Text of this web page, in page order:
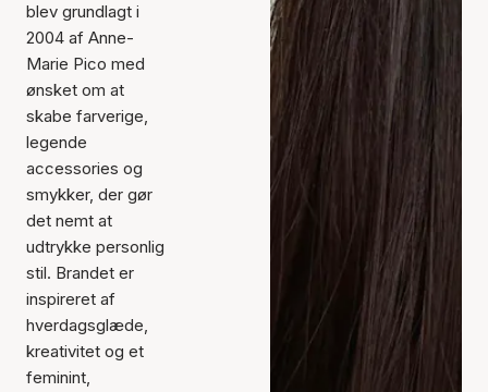
blev grundlagt i
2004 af Anne-
Marie Pico med
ønsket om at
skabe farverige,
legende
accessories og
smykker, der gør
det nemt at
udtrykke personlig
stil. Brandet er
inspireret af
hverdagsglæde,
kreativitet og et
feminint,